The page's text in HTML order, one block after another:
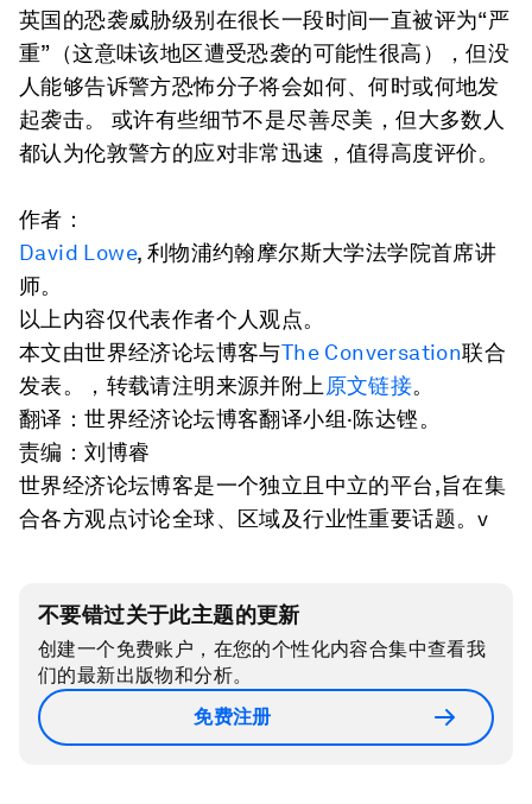
英国的恐袭威胁级别在很长一段时间一直被评为“严
重”（这意味该地区遭受恐袭的可能性很高），但没
人能够告诉警方恐怖分子将会如何、何时或何地发
起袭击。 或许有些细节不是尽善尽美，但大多数人
都认为伦敦警方的应对非常迅速，值得高度评价。
作者：
David Lowe, 利物浦约翰摩尔斯大学法学院首席讲
师。
以上内容仅代表作者个人观点。
本文由世界经济论坛博客与The Conversation联合
发表。，转载请注明来源并附上 原文链接。
翻译：世界经济论坛博客翻译小组·陈达铿。
责编：刘博睿
世界经济论坛博客是一个独立且中立的平台,旨在集
合各方观点讨论全球、区域及行业性重要话题。v
不要错过关于此主题的更新
创建一个免费账户，在您的个性化内容合集中查看我
们的最新出版物和分析。
免费注册